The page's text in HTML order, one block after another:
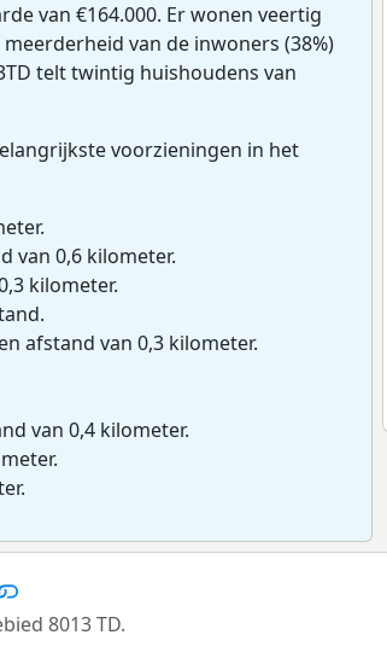
van €164.000. Er wonen veertig
van de inwoners (38%)
telt twintig huishoudens van
voorzieningen in het
van 0,6 kilometer.
kilometer.
afstand van 0,3 kilometer.
van 0,4 kilometer.
8013 TD.